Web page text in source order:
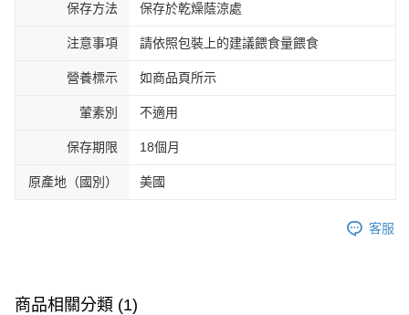
保存方法 保存於乾燥蔭涼處
注意事項 請依照包裝上的建議餵食量餵食
營養標示 如商品頁所示
葷素別 不適用
保存期限 18個月
原產地（國別） 美國
客服
商品相關分類 (1)